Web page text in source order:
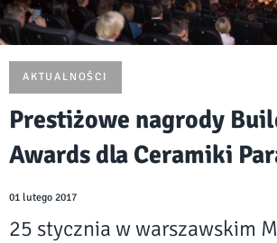
AKTUALNOŚCI
Prestiżowe nagrody
Awards dla Ceramiki
01 lutego 2017
25 stycznia w warszawskim